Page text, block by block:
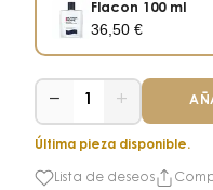
Flacon 100 ml
36,50€
− 1 +
Última pieza disponible.
Lista de deseos